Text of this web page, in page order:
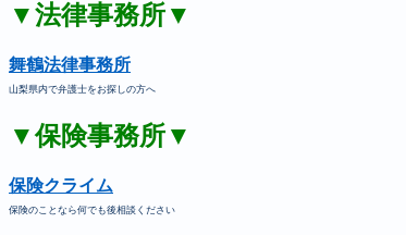
▼法律事務所▼
舞鶴法律事務所
山梨県内で弁護士をお探しの方へ
▼保険事務所▼
保険クライム
保険のことなら何でも後相談ください